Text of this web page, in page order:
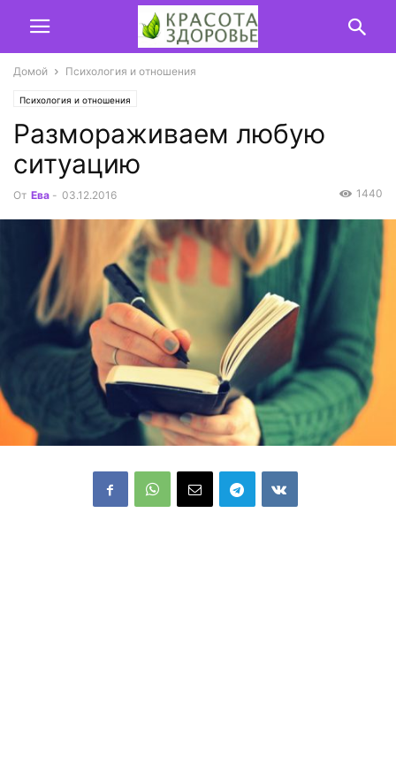
Домой Психология и отношения
Психология и отношения
Размораживаем любую
ситуацию
От Ева - 03.12.2016 1440